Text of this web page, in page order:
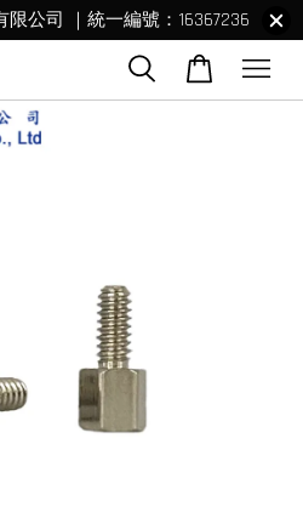
公司 ｜統一編號：16367236